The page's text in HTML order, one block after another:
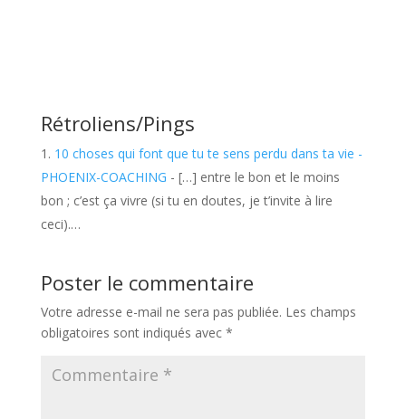
Rétroliens/Pings
10 choses qui font que tu te sens perdu dans ta vie -
PHOENIX-COACHING - […] entre le bon et le moins
bon ; c’est ça vivre (si tu en doutes, je t’invite à lire
ceci).…
Poster le commentaire
Votre adresse e-mail ne sera pas publiée. Les champs
obligatoires sont indiqués avec *